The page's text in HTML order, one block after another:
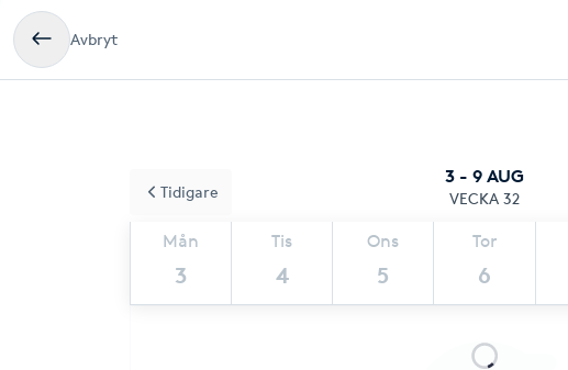
Avbryt
3 - 9 AUG
VECKA 32
Mån
3
Tis
4
Ons
5
Tor
6
Tidigare